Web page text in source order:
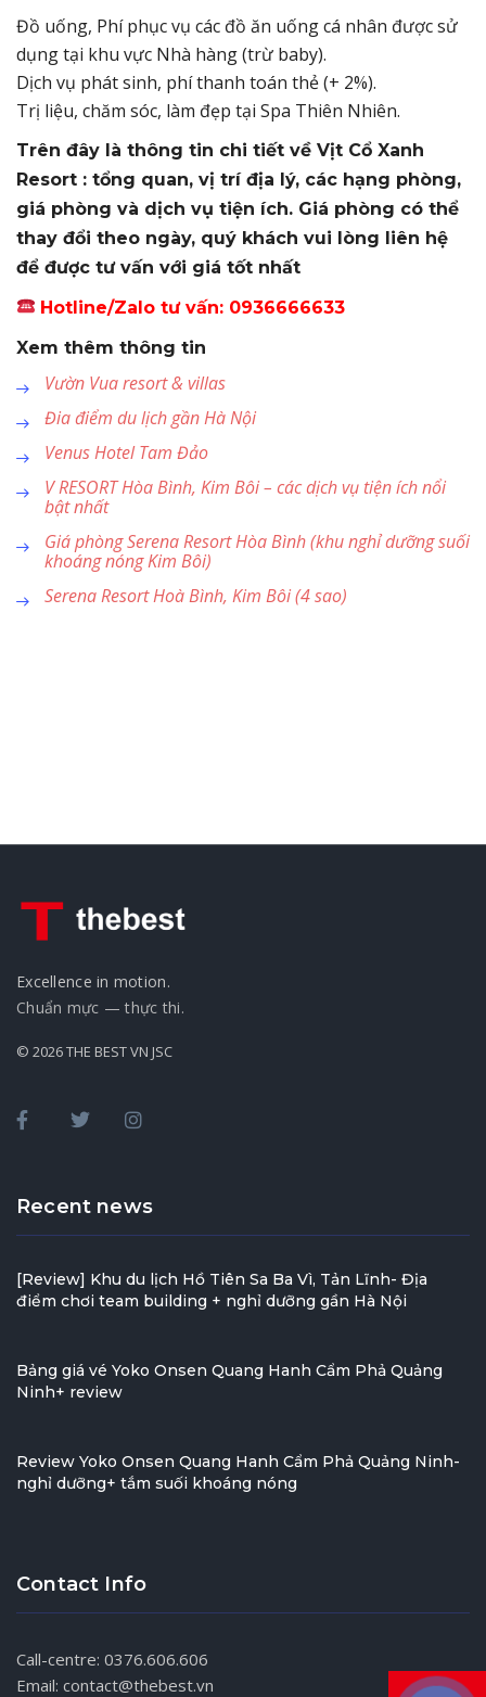
Đồ uống, Phí phục vụ các đồ ăn uống cá nhân được sử
dụng tại khu vực Nhà hàng (trừ baby).
Dịch vụ phát sinh, phí thanh toán thẻ (+ 2%).
Trị liệu, chăm sóc, làm đẹp tại Spa Thiên Nhiên.
Trên đây là thông tin chi tiết về Vịt Cổ Xanh
Resort : tổng quan, vị trí địa lý, các hạng phòng,
giá phòng và dịch vụ tiện ích. Giá phòng có thể
thay đổi theo ngày, quý khách vui lòng liên hệ
để được tư vấn với giá tốt nhất
Hotline/Zalo tư vấn: 0936666633
Xem thêm thông tin
Vườn Vua resort & villas
Đia điểm du lịch gần Hà Nội
Venus Hotel Tam Đảo
V RESORT Hòa Bình, Kim Bôi – các dịch vụ tiện ích nổi
bật nhất
Giá phòng Serena Resort Hòa Bình (khu nghỉ dưỡng suối
khoáng nóng Kim Bôi)
Serena Resort Hoà Bình, Kim Bôi (4 sao)
Excellence in motion.
Chuẩn mực — thực thi.
© 2026 THE BEST VN JSC
Recent news
[Review] Khu du lịch Hồ Tiên Sa Ba Vì, Tản Lĩnh- Địa
điểm chơi team building + nghỉ dưỡng gần Hà Nội
Bảng giá vé Yoko Onsen Quang Hanh Cẩm Phả Quảng
Ninh+ review
Review Yoko Onsen Quang Hanh Cẩm Phả Quảng Ninh-
nghỉ dưỡng+ tắm suối khoáng nóng
Contact Info
Call-centre: 0376.606.606
Email: contact@thebest.vn